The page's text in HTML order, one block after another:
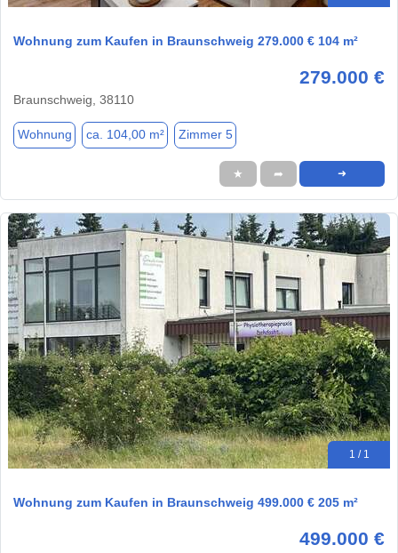
Wohnung zum Kaufen in Braunschweig 279.000 € 104 m²
279.000 €
Braunschweig, 38110
Wohnung ca. 104,00 m² Zimmer 5
★ ➦ ➜
1 / 1
Wohnung zum Kaufen in Braunschweig 499.000 € 205 m²
499.000 €